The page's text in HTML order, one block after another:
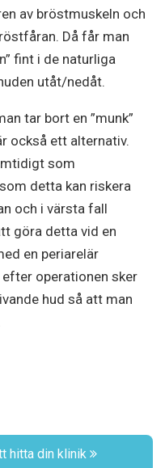
av bröstmuskeln och
Då får man
fint i de naturliga
utåt/nedåt.
tar bort en ”munk”
också ett alternativ.
som
detta kan riskera
och i värsta fall
göra detta vid en
en periarelär
operationen sker
hud så att man
hitta din klinik